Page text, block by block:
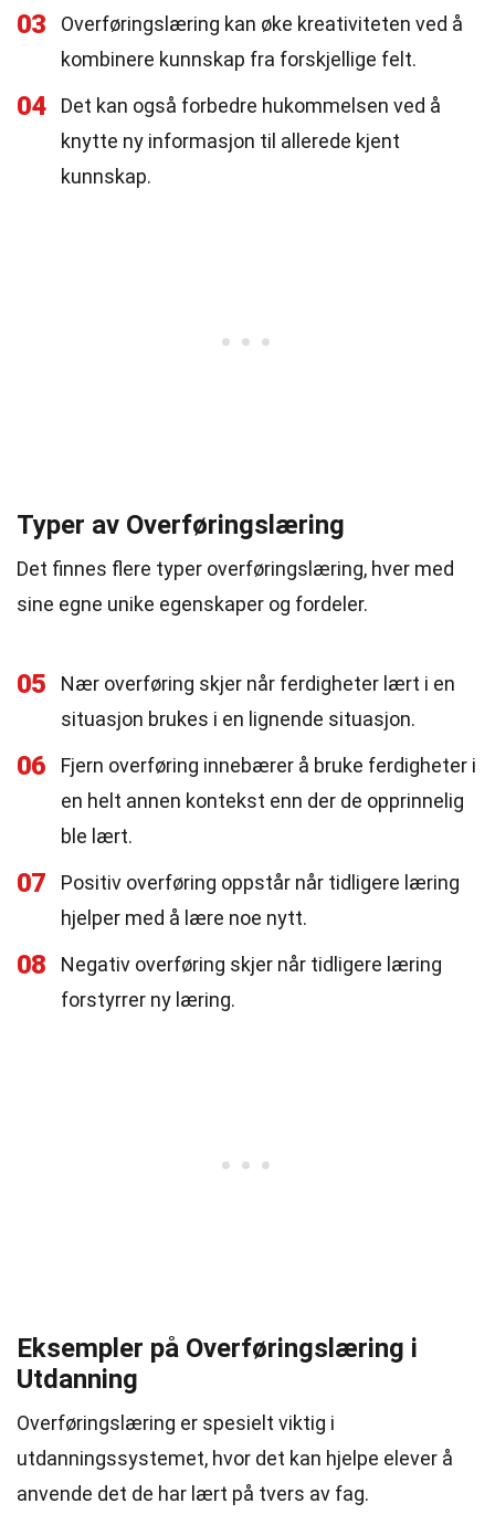
03
Overføringslæring kan øke kreativiteten ved å
kombinere kunnskap fra forskjellige felt.
04
Det kan også forbedre hukommelsen ved å
knytte ny informasjon til allerede kjent
kunnskap.
Typer av Overføringslæring
Det finnes flere typer overføringslæring, hver med
sine egne unike egenskaper og fordeler.
05
Nær overføring skjer når ferdigheter lært i en
situasjon brukes i en lignende situasjon.
06
Fjern overføring innebærer å bruke ferdigheter i
en helt annen kontekst enn der de opprinnelig
ble lært.
07
Positiv overføring oppstår når tidligere læring
hjelper med å lære noe nytt.
08
Negativ overføring skjer når tidligere læring
forstyrrer ny læring.
Eksempler på Overføringslæring i
Utdanning
Overføringslæring er spesielt viktig i
utdanningssystemet, hvor det kan hjelpe elever å
anvende det de har lært på tvers av fag.